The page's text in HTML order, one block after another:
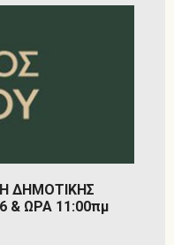
ΔΗΜΟΤΙΚΗΣ
& ΩΡΑ 11:00πμ